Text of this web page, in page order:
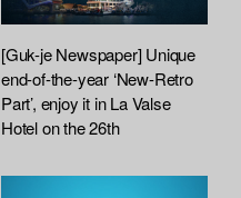
[Guk-je Newspaper] Unique
end-of-the-year ‘New-Retro
Part’, enjoy it in La Valse
Hotel on the 26th